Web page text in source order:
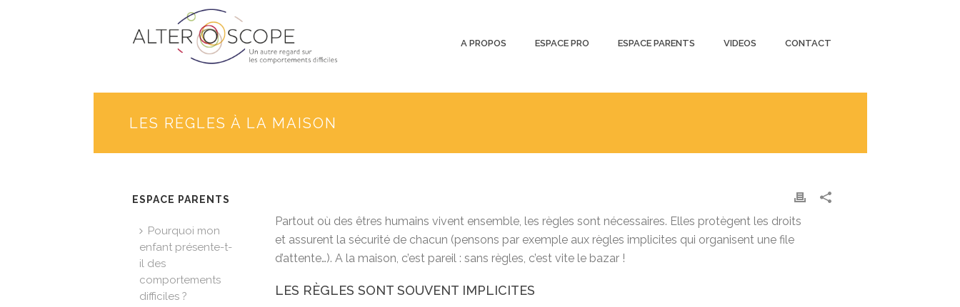
A PROPOS ESPACE PRO ESPACE PARENTS VIDEOS CONTACT
LES RÈGLES À LA MAISON
Partout où des êtres humains vivent ensemble, les règles sont nécessaires. Elles protègent les droits
et assurent la sécurité de chacun (pensons par exemple aux règles implicites qui organisent une file
d’attente…). A la maison, c’est pareil : sans règles, c’est vite le bazar !
LES RÈGLES SONT SOUVENT IMPLICITES
ESPACE PARENTS
Pourquoi mon
enfant présente-t-
il des
comportements
difficiles ?